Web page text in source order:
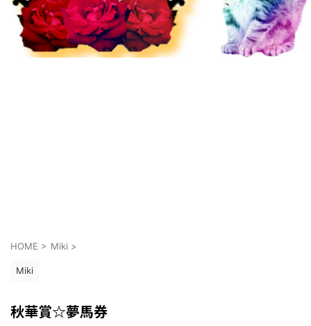
HOME > Miki >
Miki
秋華賞☆夢馬券